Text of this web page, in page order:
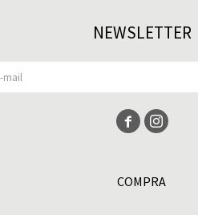
COMPRA
NEWSLETTER
 